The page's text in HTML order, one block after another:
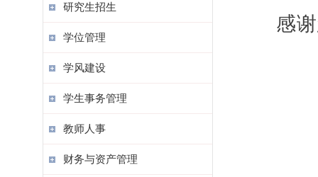
研究生招生
学位管理
学风建设
学生事务管理
教师人事
财务与资产管理
感